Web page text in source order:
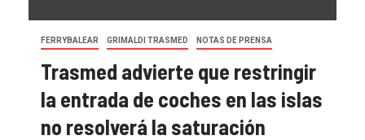
FERRYBALEAR GRIMALDI TRASMED NOTAS DE PRENSA
Trasmed advierte que restringir
la entrada de coches en las islas
no resolverá la saturación